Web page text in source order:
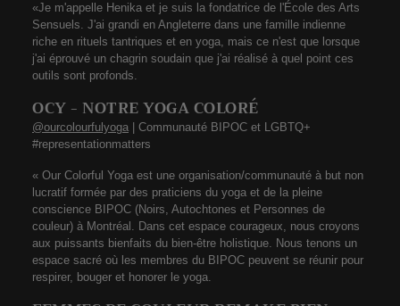
«Je m'appelle Henika et je suis la fondatrice de l'École des Arts
Sensuels. J'ai grandi en Angleterre dans une famille indienne
riche en rituels tantriques et en yoga, mais ce n'est que lorsque
j'ai éprouvé un chagrin soudain que j'ai réalisé à quel point ces
outils sont profonds.
OCY - NOTRE YOGA COLORÉ
@ourcolourfulyoga | Communauté BIPOC et LGBTQ+
#representationmatters
« Our Colorful Yoga est une organisation/communauté à but non
lucratif formée par des praticiens du yoga et de la pleine
conscience BIPOC (Noirs, Autochtones et Personnes de
couleur) à Montréal. Dans cet espace courageux, nous croyons
aux puissants bienfaits du bien-être holistique. Nous tenons un
espace sacré où les membres du BIPOC peuvent se réunir pour
respirer, bouger et honorer le yoga.